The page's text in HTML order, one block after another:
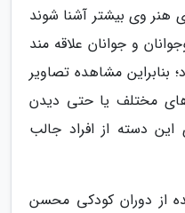
وی بیشتر آشنا شوند
و جوانان علاقه مند
مشاهده تصاویر
مختلف یا حتی دیدن
این دسته از افراد جالب
از دوران کودکی محسن